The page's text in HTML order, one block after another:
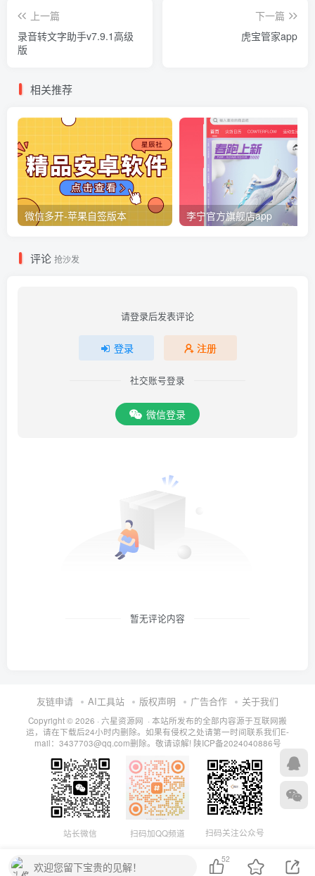
上一篇
录音转文字助手v7.9.1高级
版
下一篇
虎宝管家app
相关推荐
微信多开-苹果自签版本 李宁官方旗舰店app
评论 抢沙发
请登录后发表评论
登录 注册
社交账号登录
微信登录
暂无评论内容
友链申请 AI工具站 版权声明 广告合作 关于我们
Copyright © 2026 · 六星资源网 · 本站所发布的全部内容源于互联网搬
运，请在下载后24小时内删除。如果有侵权之处请第一时间联系我们E-
mail：3437703@qq.com删除。敬请谅解! 陕ICP备2024040886号
站长微信 扫码加QQ频道 扫码关注公众号
欢迎您留下宝贵的见解！
52